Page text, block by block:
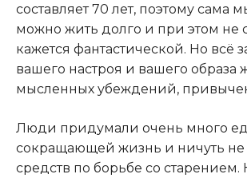
составляет 70 лет, поэтому сама
можно жить долго и при этом не
кажется фантастической. Но всё
вашего настроя и вашего образа
мысленных убеждений,
Люди придумали очень много
сокращающей жизнь и ничуть
средств по борьбе со старением.